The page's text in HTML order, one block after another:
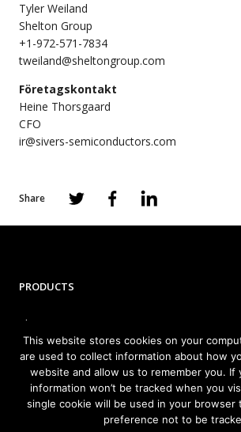
Tyler Weiland
Shelton Group
+1-972-571-7834
tweiland@sheltongroup.com
Företagskontakt
Heine Thorsgaard
CFO
ir@sivers-semiconductors.com
Share
PRODUCTS
Photonics
Wireless
APPLICATIONS
This website stores cookies on your
are used to collect information about how
website and allow us to remember you. If
information won’t be tracked when you
single cookie will be used in your browser
preference not to be